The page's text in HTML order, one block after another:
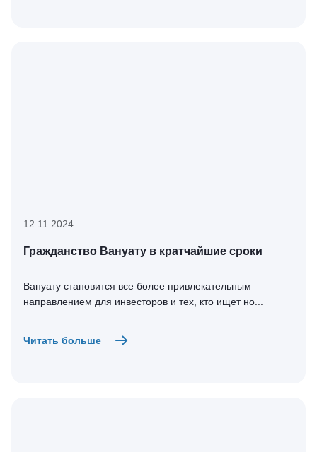
12.11.2024
Гражданство Вануату в кратчайшие сроки
Вануату становится все более привлекательным
направлением для инвесторов и тех, кто ищет но...
Читать больше